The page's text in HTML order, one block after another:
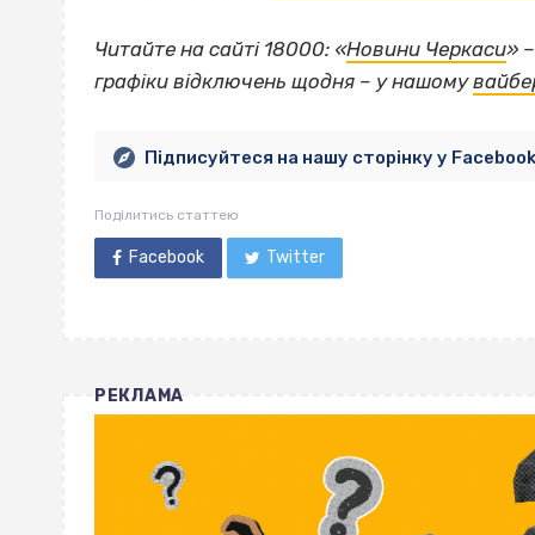
Читайте на сайті 18000: «Новини Черкаси»
графіки відключень щодня – у нашому
Підписуйтеся на нашу сторінку у Facebook
Поділитись статтею
Facebook Twitter
РЕКЛАМА